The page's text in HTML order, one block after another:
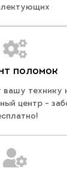
поломок
технику
центр -